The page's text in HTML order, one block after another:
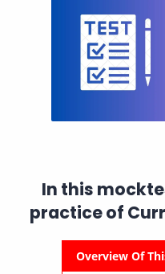
In this
practice of
Overview Of